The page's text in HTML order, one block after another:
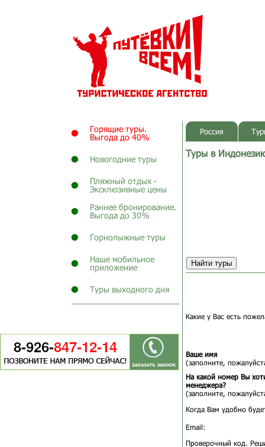
Горящие туры.
Выгода до 40%
Новогодние туры
Пляжный отдых -
Эксклюзивные цены
Раннее бронирование.
Выгода до 30%
Горнолыжные туры
Наше мобильное
приложение
Туры выходного дня
Россия
Туры в
Какие у Вас есть
Ваше имя
(заполните,
На какой номер Вы
менеджера?
(заполните,
Когда Вам удобно
Email:
Проверочный код.